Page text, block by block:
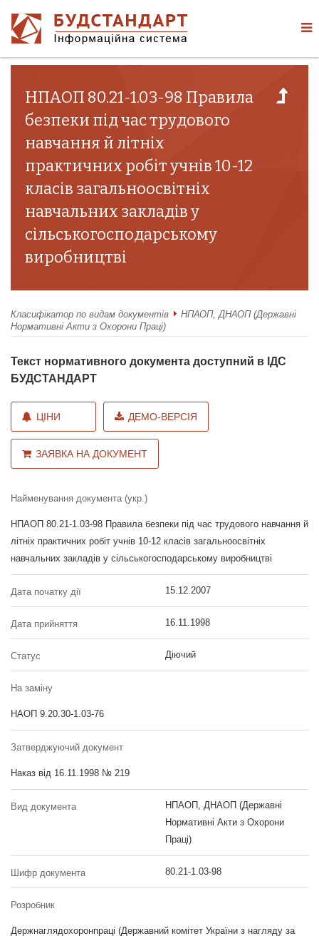
НПАОП 80.21-1.03-98 Правила
безпеки під час трудового
навчання й літніх
практичних робіт учнів 10-12
класів загальноосвітніх
навчальних закладів у
сільськогосподарському
виробництві
Класифікатор по видам документів
НПАОП, ДНАОП (Державні
Нормативні Акти з Охорони Праці)
Текст нормативного документа доступний в ІДС
БУДСТАНДАРТ
ЦІНИ ДЕМО-ВЕРСІЯ
ЗАЯВКА НА ДОКУМЕНТ
Найменування документа (укр.)
НПАОП 80.21-1.03-98 Правила безпеки під час трудового навчання й
літніх практичних робіт учнів 10-12 класів загальноосвітніх
навчальних закладів у сільськогосподарському виробництві
Дата початку дії 15.12.2007
Дата прийняття 16.11.1998
Статус Діючий
На заміну
НАОП 9.20.30-1.03-76
Затверджуючий документ
Наказ від 16.11.1998 № 219
Вид документа
НПАОП, ДНАОП (Державні
Нормативні Акти з Охорони
Праці)
Шифр документа 80.21-1.03-98
Розробник
Держнаглядохоронпраці (Державний комітет України з нагляду за